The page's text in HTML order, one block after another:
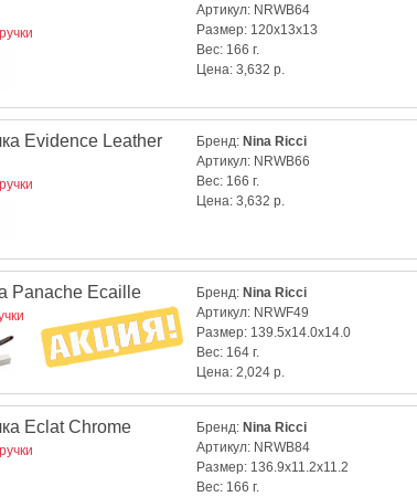
Артикул: NRWB64
Размер: 120x13x13
Вес: 166 г.
Цена: 3,632 р.
Evidence Leather
Бренд: Nina Ricci
Артикул: NRWB66
Вес: 166 г.
Цена: 3,632 р.
Panache Ecaille Бренд: Nina Ricci
Артикул: NRWF49
Размер: 139.5x14.0x14.0
Вес: 164 г.
Цена: 2,024 р.
Eclat Chrome Бренд: Nina Ricci
Артикул: NRWB84
Размер: 136.9x11.2x11.2
Вес: 166 г.